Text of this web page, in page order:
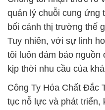
quản lý chuỗi cung ứng
bối cảnh thị trường thế
Tuy nhiên, với sự linh
tôi luôn đảm bảo nguồn
kịp thời nhu cầu của
Công Ty Hóa Chất Đắc
tục nỗ lực và phát triển,